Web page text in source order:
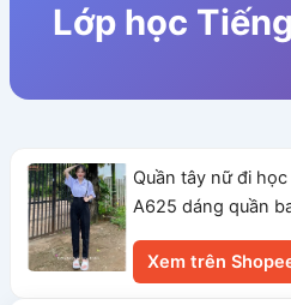
Lớp học
Quần tây nữ đi
A625 dáng quần
Xem trên